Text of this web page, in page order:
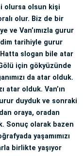
olursa olsun kişi
olur. Biz de bir
ve Van’ımızla gurur
tarihiyle gurur
slogan bile atar
için gökyüzünde
da atar olduk.
atar olduk. Van’ın
duyduk ve sonraki
oraya, oradan
Sonuç olarak bazen
yaşamımızı
birlikte yaşıyor